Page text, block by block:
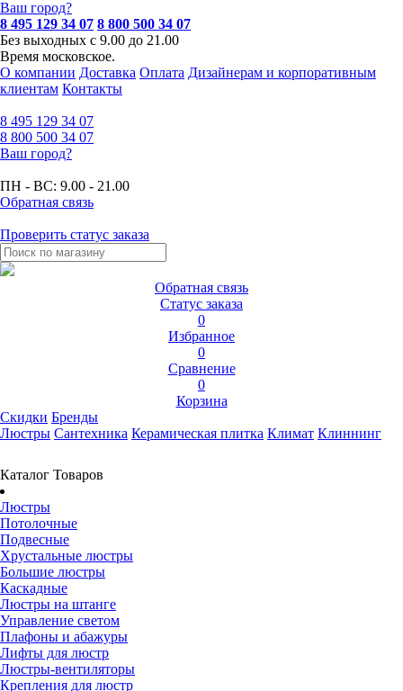
Ваш город?
8 495 129 34 07 8 800 500 34 07
Без выходных с 9.00 до 21.00
Время московское.
О компании Доставка Оплата Дизайнерам и корпоративным
клиентам Контакты
8 495 129 34 07
8 800 500 34 07
Ваш город?
ПН - ВС: 9.00 - 21.00
Обратная связь
Проверить статус заказа
Обратная связь
Статус заказа
0
Избранное
0
Сравнение
0
Корзина
Скидки Бренды
Люстры Сантехника Керамическая плитка Климат Клиннинг
Каталог Товаров
Люстры
Потолочные
Подвесные
Хрустальные люстры
Большие люстры
Каскадные
Люстры на штанге
Управление светом
Плафоны и абажуры
Лифты для люстр
Люстры-вентиляторы
Крепления для люстр